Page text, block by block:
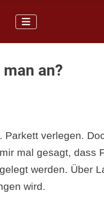
an?
verlegen.
mal gesagt, dass
werden. Über
wird.